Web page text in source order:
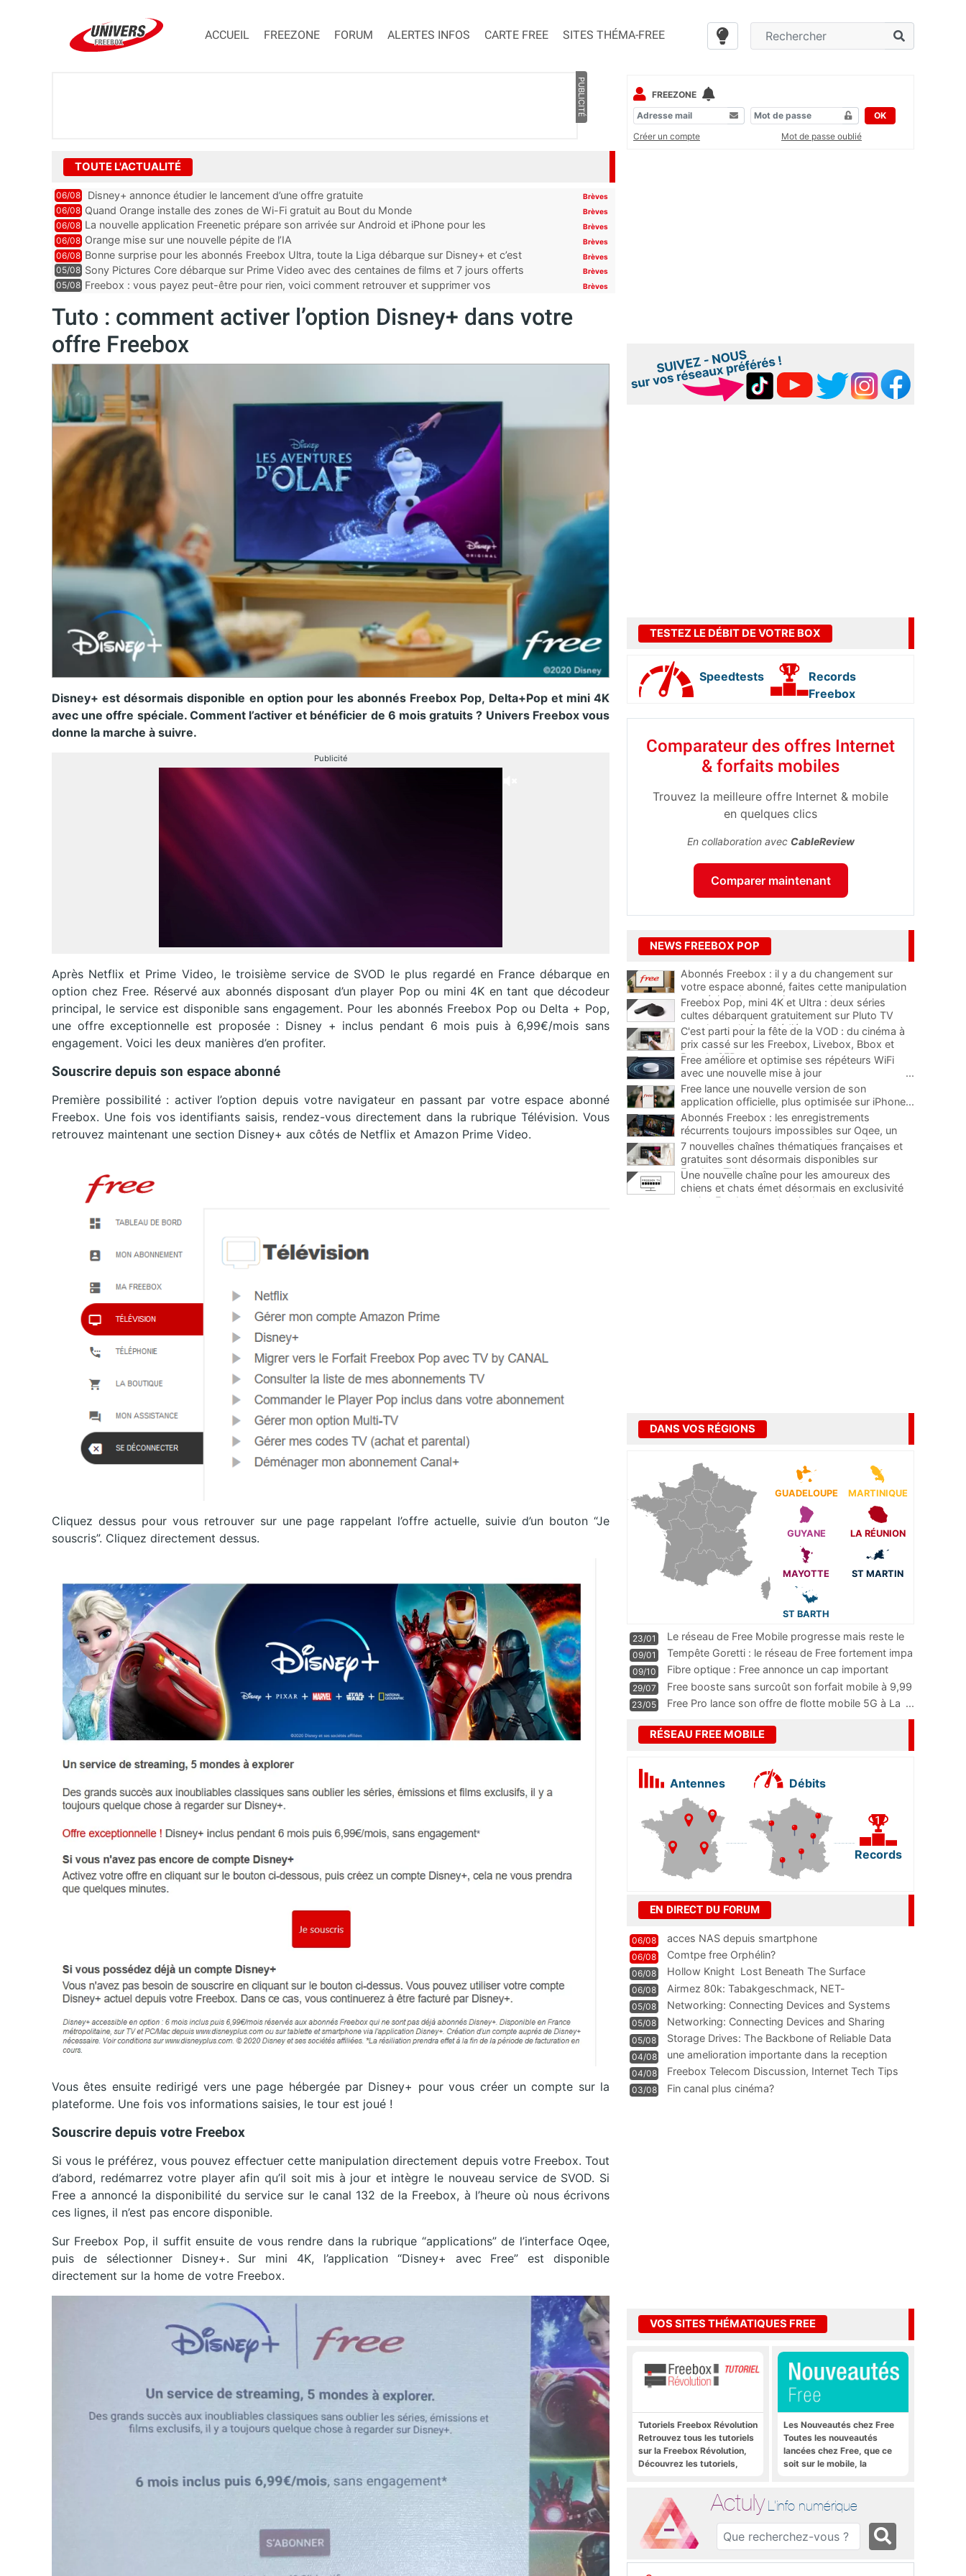
ACCUEIL FREEZONE FORUM ALERTES INFOS CARTE FREE SITES THÉMA-FREE
PUBLICITÉ
TOUTE L'ACTUALITÉ
06/08 Disney+ annonce étudier le lancement d’une offre gratuite Brèves
06/08 Quand Orange installe des zones de Wi-Fi gratuit au Bout du Monde Brèves
06/08 La nouvelle application Freenetic prépare son arrivée sur Android et iPhone pour les
abonnés Freebox, testez la
Brèves
06/08 Orange mise sur une nouvelle pépite de l’IA Brèves
06/08 Bonne surprise pour les abonnés Freebox Ultra, toute la Liga débarque sur Disney+ et c’est
inclus
Brèves
05/08 Sony Pictures Core débarque sur Prime Video avec des centaines de films et 7 jours offerts Brèves
05/08 Freebox : vous payez peut-être pour rien, voici comment retrouver et supprimer vos
Brèves
Tuto : comment activer l’option Disney+ dans votre
offre Freebox
Disney+ est désormais disponible en option pour les abonnés Freebox Pop, Delta+Pop et mini 4K
avec une offre spéciale. Comment l’activer et bénéficier de 6 mois gratuits ? Univers Freebox vous
donne la marche à suivre.
Publicité
Après Netflix et Prime Video, le troisième service de SVOD le plus regardé en France débarque en
option chez Free. Réservé aux abonnés disposant d’un player Pop ou mini 4K en tant que décodeur
principal, le service est disponible sans engagement. Pour les abonnés Freebox Pop ou Delta + Pop,
une offre exceptionnelle est proposée : Disney + inclus pendant 6 mois puis à 6,99€/mois sans
engagement. Voici les deux manières d’en profiter.
Souscrire depuis son espace abonné
Première possibilité : activer l’option depuis votre navigateur en passant par votre espace abonné
Freebox. Une fois vos identifiants saisis, rendez-vous directement dans la rubrique Télévision. Vous
retrouvez maintenant une section Disney+ aux côtés de Netflix et Amazon Prime Video.
Cliquez dessus pour vous retrouver sur une page rappelant l’offre actuelle, suivie d’un bouton “Je
souscris”. Cliquez directement dessus.
Vous êtes ensuite redirigé vers une page hébergée par Disney+ pour vous créer un compte sur la
plateforme. Une fois vos informations saisies, le tour est joué !
Souscrire depuis votre Freebox
Si vous le préférez, vous pouvez effectuer cette manipulation directement depuis votre Freebox. Tout
d’abord, redémarrez votre player afin qu’il soit mis à jour et intègre le nouveau service de SVOD. Si
Free a annoncé la disponibilité du service sur le canal 132 de la Freebox, à l’heure où nous écrivons
ces lignes, il n’est pas encore disponible.
Sur Freebox Pop, il suffit ensuite de vous rendre dans la rubrique “applications” de l’interface Oqee,
puis de sélectionner Disney+. Sur mini 4K, l’application “Disney+ avec Free” est disponible
directement sur la home de votre Freebox.
FREEZONE
OK
Créer un compte
Mot de passe oublié
TESTEZ LE DÉBIT DE VOTRE BOX
Speedtests
Records
Freebox
Comparateur des offres Internet
& forfaits mobiles
Trouvez la meilleure offre Internet & mobile
en quelques clics
En collaboration avec CableReview
Comparer maintenant
NEWS FREEBOX POP
Abonnés Freebox : il y a du changement sur
votre espace abonné, faites cette manipulation
pour éviter de mauvaises surprises
Freebox Pop, mini 4K et Ultra : deux séries
cultes débarquent gratuitement sur Pluto TV
avec leurs chaînes dédiées
C'est parti pour la fête de la VOD : du cinéma à
prix cassé sur les Freebox, Livebox, Bbox et
Box de SFR
Free améliore et optimise ses répéteurs WiFi
avec une nouvelle mise à jour
...
Free lance une nouvelle version de son
application officielle, plus optimisée sur iPhone...
Abonnés Freebox : les enregistrements
récurrents toujours impossibles sur Oqee, un
super outil de la communauté Free pallie ce
manque
7 nouvelles chaînes thématiques françaises et
gratuites sont désormais disponibles sur
Freebox TV
Une nouvelle chaîne pour les amoureux des
chiens et chats émet désormais en exclusivité
sur les Freebox, et c'est inclus
DANS VOS RÉGIONS
GUADELOUPE MARTINIQUE
GUYANE LA RÉUNION
MAYOTTE ST MARTIN
ST BARTH
23/01
Le réseau de Free Mobile progresse mais reste le
m
...
09/01
Tempête Goretti : le réseau de Free fortement impa
09/10
Fibre optique : Free annonce un cap important
pass
...
29/07
Free booste sans surcoût son forfait mobile à 9,99
23/05 Free Pro lance son offre de flotte mobile 5G à La ...
RÉSEAU FREE MOBILE
Antennes Débits
Records
EN DIRECT DU FORUM
06/08 acces NAS depuis smartphone
06/08 Comtpe free Orphélin?
06/08 Hollow Knight  Lost Beneath The Surface
06/08
Airmez 80k: Tabakgeschmack, NET-
Technologie und Leistung im
05/08 Networking: Connecting Devices and Systems
05/08
Networking: Connecting Devices and Sharing
Information
05/08
Storage Drives: The Backbone of Reliable Data
Management
04/08
une amelioration importante dans la reception
WIFI
04/08
Freebox Telecom Discussion, Internet Tech Tips
Communi
03/08 Fin canal plus cinéma?
VOS SITES THÉMATIQUES FREE
Tutoriels Freebox Révolution
Retrouvez tous les tutoriels
sur la Freebox Révolution,
Découvrez les tutoriels,
Freebox Server, Freebox
Player
Les Nouveautés chez Free
Toutes les nouveautés
lancées chez Free, que ce
soit sur le mobile, la
Actuly L'info numérique